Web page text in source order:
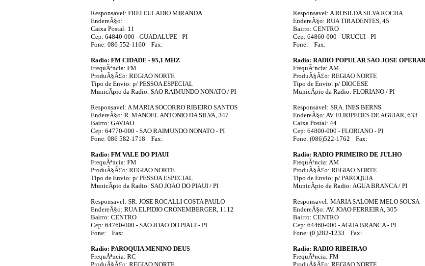
Responsavel: FREI EULADIO MIRANDA
EndereÃ§o:
Caixa Postal: 11
Cep: 64840-000 - GUADALUPE - PI
Fone: 086 552-1160 Fax:
Radio: FM CIDADE - 95,1 MHZ
FrequÃªncia: FM
ProduÃ§Ã£o: REGIAO NORTE
Tipo de Envio: p/ PESSOA ESPECIAL
MunicÃ­pio da Radio: SAO RAIMUNDO NONATO / PI
Responsavel: A MARIA SOCORRO RIBEIRO SANTOS
EndereÃ§o: R. MANOEL ANTONIO DA SILVA, 347
Bairro: GAVIAO
Cep: 64770-000 - SAO RAIMUNDO NONATO - PI
Fone: 086 582-1718 Fax:
Radio: FM VALE DO PIAUI
FrequÃªncia: FM
ProduÃ§Ã£o: REGIAO NORTE
Tipo de Envio: p/ PESSOA ESPECIAL
MunicÃ­pio da Radio: SAO JOAO DO PIAUI / PI
Responsavel: SR. JOSE ROCALLI COSTA PAULO
EndereÃ§o: RUA ELPIDIO CRONEMBERGER, 1112
Bairro: CENTRO
Cep: 64760-000 - SAO JOAO DO PIAUI - PI
Fone: Fax:
Radio: PAROQUIA MENINO DEUS
FrequÃªncia: RC
ProduÃ§Ã£o: REGIAO NORTE
Responsavel: A ROSILDA SILVA ROCHA
EndereÃ§o: RUA TIRADENTES, 45
Bairro: CENTRO
Cep: 64860-000 - URUCUI - PI
Fone: Fax:
Radio: RADIO POPULAR SAO JOSE
FrequÃªncia: AM
ProduÃ§Ã£o: REGIAO NORTE
Tipo de Envio: p/ DIOCESE
MunicÃ­pio da Radio: FLORIANO / PI
Responsavel: SRA. INES BERNS
EndereÃ§o: AV. EURIPEDES DE AGUIAR, 633
Caixa Postal: 44
Cep: 64800-000 - FLORIANO - PI
Fone: (086)522-1762 Fax:
Radio: RADIO PRIMEIRO DE JULHO
FrequÃªncia: AM
ProduÃ§Ã£o: REGIAO NORTE
Tipo de Envio: p/ PAROQUIA
MunicÃ­pio da Radio: AGUA BRANCA / PI
Responsavel: MARIA SALOME MELO SOUSA
EndereÃ§o: AV. JOAO FERREIRA, 305
Bairro: CENTRO
Cep: 64460-000 - AGUA BRANCA - PI
Fone: (0 )282-1233 Fax:
Radio: RADIO RIBEIRAO
FrequÃªncia: FM
ProduÃ§Ã£o: REGIAO NORTE